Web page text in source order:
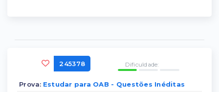
245378 Dificuldade:
Prova: Estudar para OAB - Questões Inéditas